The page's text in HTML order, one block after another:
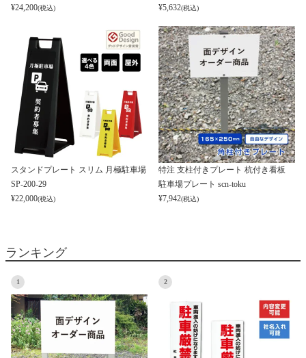
¥24,200(税込)
¥5,632(税込)
スタンドプレート スリム 月極駐車場
SP-200-29
¥22,000(税込)
特注 支柱付きプレート 杭付き看板
駐車場プレート scn-toku
¥7,942(税込)
ランキング
1 2